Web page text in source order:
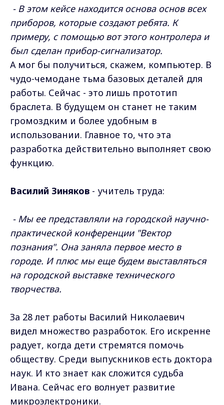
- В этом кейсе находится основа основ всех
приборов, которые создают ребята. К
примеру, с помощью вот этого контролера и
был сделан прибор-сигнализатор.
А мог бы получиться, скажем, компьютер. В
чудо-чемодане тьма базовых деталей для
работы. Сейчас - это лишь прототип
браслета. В будущем он станет не таким
громоздким и более удобным в
использовании. Главное то, что эта
разработка действительно выполняет свою
функцию.
Василий Зиняков - учитель труда:
- Мы ее представляли на городской научно-
практической конференции "Вектор
познания". Она заняла первое место в
городе. И плюс мы еще будем выставляться
на городской выставке технического
творчества.
За 28 лет работы Василий Николаевич
видел множество разработок. Его искренне
радует, когда дети стремятся помочь
обществу. Среди выпускников есть доктора
наук. И кто знает как сложится судьба
Ивана. Сейчас его волнует развитие
микроэлектроники.